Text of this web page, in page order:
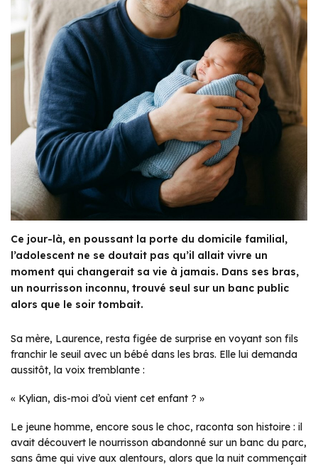
Ce jour-là, en poussant la porte du domicile familial,
l’adolescent ne se doutait pas qu’il allait vivre un
moment qui changerait sa vie à jamais. Dans ses bras,
un nourrisson inconnu, trouvé seul sur un banc public
alors que le soir tombait.
Sa mère, Laurence, resta figée de surprise en voyant son fils
franchir le seuil avec un bébé dans les bras. Elle lui demanda
aussitôt, la voix tremblante :
« Kylian, dis-moi d’où vient cet enfant ? »
Le jeune homme, encore sous le choc, raconta son histoire : il
avait découvert le nourrisson abandonné sur un banc du parc,
sans âme qui vive aux alentours, alors que la nuit commençait